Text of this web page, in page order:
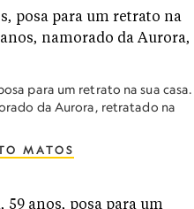
para um retrato na sua casa.
da Aurora, retratado na
MATOS